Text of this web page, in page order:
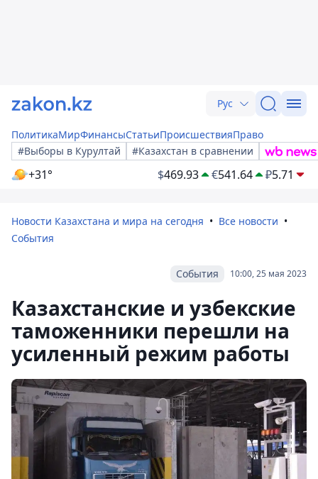
Рус
ПолитикаМирФинансыСтатьиПроисшествияПраво
#Выборы в Курултай
#Казахстан в сравнении
+31° $469.93 €541.64 ₽5.71
Новости Казахстана и мира на сегодня
Все новости
События
10:00, 25 мая 2023
События
Казахстанские и узбекские
таможенники перешли на
усиленный режим работы